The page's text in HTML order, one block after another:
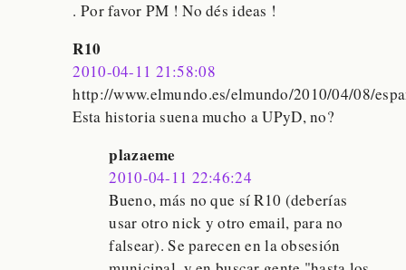
. Por favor PM ! No dés ideas !
R10
2010-04-11 21:58:08
http://www.elmundo.es/elmundo/2010/04/08/
Esta historia suena mucho a UPyD, no?
plazaeme
2010-04-11 22:46:24
Bueno, más no que sí R10 (deberías
usar otro nick y otro email, para no
falsear). Se parecen en la obsesión